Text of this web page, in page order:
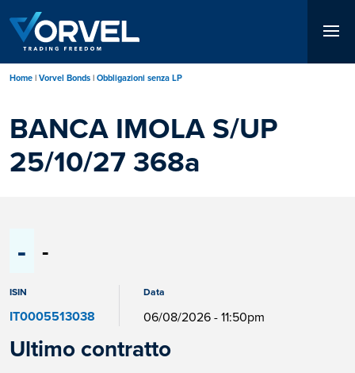
contenuto
principale
Home Vorvel Bonds Obbligazioni senza LP
BANCA IMOLA S/UP
25/10/27 368a
- -
ISIN
IT0005513038
Data
06/08/2026 - 11:50pm
Ultimo contratto